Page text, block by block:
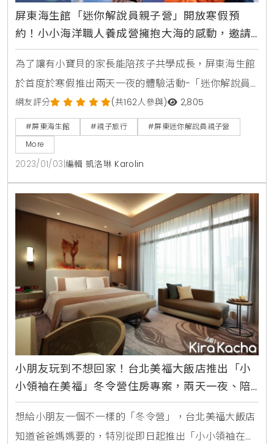
屏東海生館「迷你解說員親子營」開放寒假預
約！小小海洋職人養成營擁抱大海的感動，邀請
爸媽一同成為海子
為了讓有小寶貝的家長能陪孩子共學成長，屏東海生館
於首度於寒假推出兩天一夜的體驗活動-「迷你解說員
親子營」，希望寓教於樂和大人小孩一起渡過活潑有趣
的假期時光，邀請大家一起成為海洋職人！這個「迷你
解說員親子營」有別於一般以大朋友為主的活動，海生
館規劃讓3-10歲的小寶貝大顯身手！化身為迷你解說
員，帶領爸媽一起走進神秘的海洋世界。屏東海生館特
別為親子策畫的兩天一夜「迷你解說員親子營」活動當
中，讓小朋友穿
網友評分 (共162人參與) 2,805
#屏東海生館 #親子旅行
#屏東迷你解說員親子營
More
2023/01/03 編輯 凱洛琳 Karolin
小朋友玩到不想回家！台北美福大飯店推出「小
小領袖在美福」冬令營住房專案，兩天一夜、陪
孩子從育樂中學習，家長也能放鬆度假，享受假
期的美好
想給小朋友一個不一樣的「冬令營」，台北美福大飯店
知道爸爸媽媽要的，特別從即日起推出「小小領袖在美